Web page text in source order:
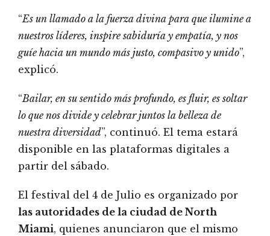
“Es un llamado a la fuerza divina para que ilumine a
nuestros líderes, inspire sabiduría y empatía, y nos
guíe hacia un mundo más justo, compasivo y unido”,
explicó.
“Bailar, en su sentido más profundo, es fluir, es soltar
lo que nos divide y celebrar juntos la belleza de
nuestra diversidad”, continuó. El tema estará
disponible en las plataformas digitales a
partir del sábado.
El festival del 4 de Julio es organizado por
las autoridades de la ciudad de North
Miami, quienes anunciaron que el mismo